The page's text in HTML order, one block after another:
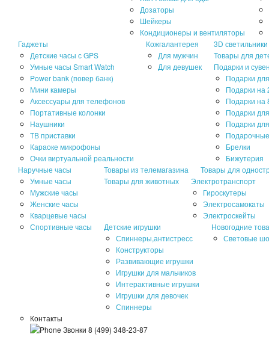
Дозаторы
Шейкеры
Кондиционеры и вентиляторы
Гаджеты
Детские часы с GPS
Умные часы Smart Watch
Power bank (повер банк)
Мини камеры
Аксессуары для телефонов
Портативные колонки
Наушники
ТВ приставки
Караоке микрофоны
Очки виртуальной реальности
Кожгалантерея
Для мужчин
Для девушек
3D светильники
Товары для
Подарки и
Подарки
Подарки на
Подарки на
Подарки
Подарки
Брелки
Бижутерия
Наручные часы
Умные часы
Мужские часы
Женские часы
Кварцевые часы
Спортивные часы
Товары из телемагазина
Товары для
Товары для животных
Электротранспорт
Гироскутеры
Электросамокаты
Электроскейты
Детские игрушки
Спиннеры,антистресс
Конструкторы
Развивающие игрушки
Игрушки для мальчиков
Интерактивные игрушки
Игрушки для девочек
Спиннеры
Новогодние
Световые
Контакты
Звонки 8 (499) 348-23-87